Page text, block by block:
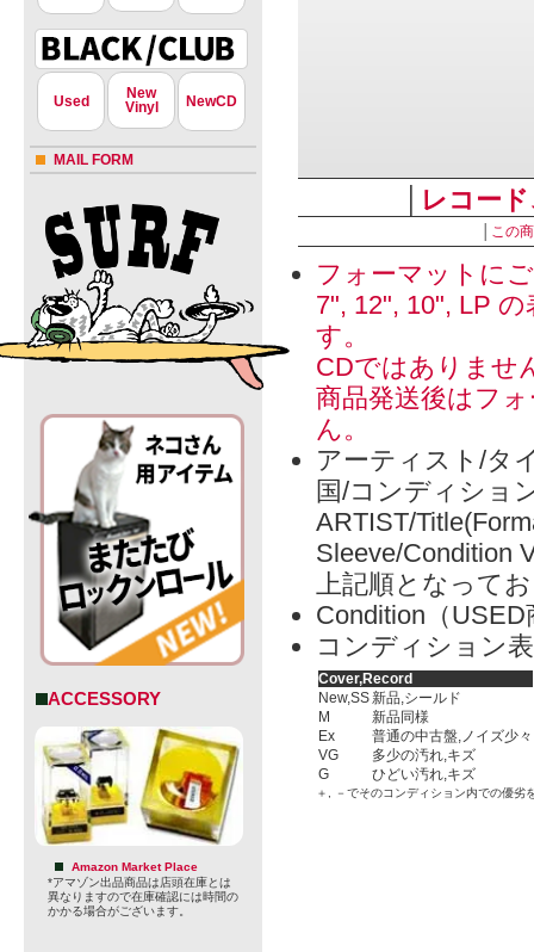
Used
New
Vinyl
NewCD
MAIL FORM
ACCESSORY
Amazon Market Place
*アマゾン出品商品は店頭在庫とは
異なりますので在庫確認には時間の
かかる場合がございます。
レコー
この
フォーマットに
7", 12", 10", LP
す。
CDではありませ
商品発送後はフ
ん。
アーティスト/タ
国/コンディショ
ARTIST/
Sleeve/Condition
上記順となって
Condition（
コンディション
Cover,Record
New,SS新品,シールド
M
新品同様
Ex
普通の中古盤,ノイズ少々
VG
多少の汚れ,キズ
G
ひどい汚れ,キズ
＋, －でそのコンディション内での優劣